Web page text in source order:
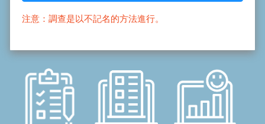
注意：調查是以不記名的方法進行。